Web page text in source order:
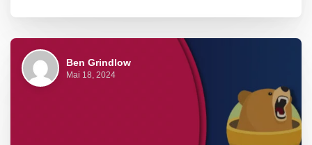
Ben Grindlow
Mai 18, 2024